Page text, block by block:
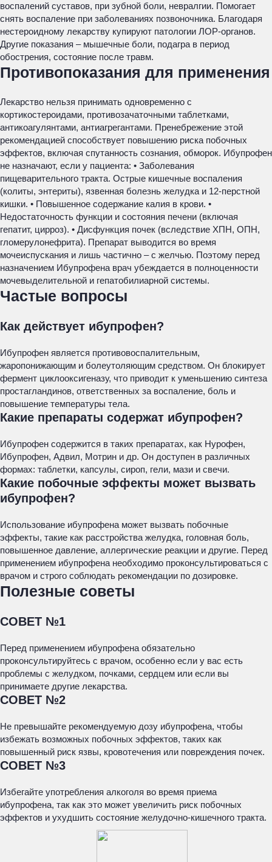
воспалений суставов, при зубной боли, невралгии. Помогает
снять воспаление при заболеваниях позвоночника. Благодаря
нестероидному лекарству купируют патологии ЛОР-органов.
Другие показания – мышечные боли, подагра в период
обострения, состояние после травм.
Противопоказания для применения
Лекарство нельзя принимать одновременно с
кортикостероидами, противозачаточными таблетками,
антикоагулянтами, антиагрегантами. Пренебрежение этой
рекомендацией способствует повышению риска побочных
эффектов, включая спутанность сознания, обморок. Ибупрофен
не назначают, если у пациента: • Заболевания
пищеварительного тракта. Острые кишечные воспаления
(колиты, энтериты), язвенная болезнь желудка и 12-перстной
кишки. • Повышенное содержание калия в крови. •
Недостаточность функции и состояния печени (включая
гепатит, цирроз). • Дисфункция почек (вследствие ХПН, ОПН,
гломерулонефрита). Препарат выводится во время
мочеиспускания и лишь частично – с желчью. Поэтому перед
назначением Ибупрофена врач убеждается в полноценности
мочевыделительной и гепатобилиарной системы.
Частые вопросы
Как действует ибупрофен?
Ибупрофен является противовоспалительным,
жаропонижающим и болеутоляющим средством. Он блокирует
фермент циклооксигеназу, что приводит к уменьшению синтеза
простагландинов, ответственных за воспаление, боль и
повышение температуры тела.
Какие препараты содержат ибупрофен?
Ибупрофен содержится в таких препаратах, как Нурофен,
Ибупрофен, Адвил, Мотрин и др. Он доступен в различных
формах: таблетки, капсулы, сироп, гели, мази и свечи.
Какие побочные эффекты может вызвать
ибупрофен?
Использование ибупрофена может вызвать побочные
эффекты, такие как расстройства желудка, головная боль,
повышенное давление, аллергические реакции и другие. Перед
применением ибупрофена необходимо проконсультироваться с
врачом и строго соблюдать рекомендации по дозировке.
Полезные советы
СОВЕТ №1
Перед применением ибупрофена обязательно
проконсультируйтесь с врачом, особенно если у вас есть
проблемы с желудком, почками, сердцем или если вы
принимаете другие лекарства.
СОВЕТ №2
Не превышайте рекомендуемую дозу ибупрофена, чтобы
избежать возможных побочных эффектов, таких как
повышенный риск язвы, кровотечения или повреждения почек.
СОВЕТ №3
Избегайте употребления алкоголя во время приема
ибупрофена, так как это может увеличить риск побочных
эффектов и ухудшить состояние желудочно-кишечного тракта.